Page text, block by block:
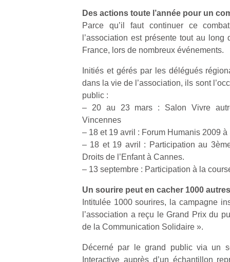
Des actions toute l’année pour un
Parce qu’il faut continuer ce
l’association est présente tout au
France, lors de nombreux événements.
Initiés et gérés par les délégués
dans la vie de l’association, ils sont
public :
– 20 au 23 mars : Salon Vivre
Vincennes
– 18 et 19 avril : Forum Humanis 2009 à
– 18 et 19 avril : Participation au
Droits de l’Enfant à Cannes.
– 13 septembre : Participation à la
Un sourire peut en cacher 1000 autres
Intitulée 1000 sourires, la campagne
l’association a reçu le Grand Prix du
de la Communication Solidaire ».
Décerné par le grand public via un
Interactive auprès d’un échantillon